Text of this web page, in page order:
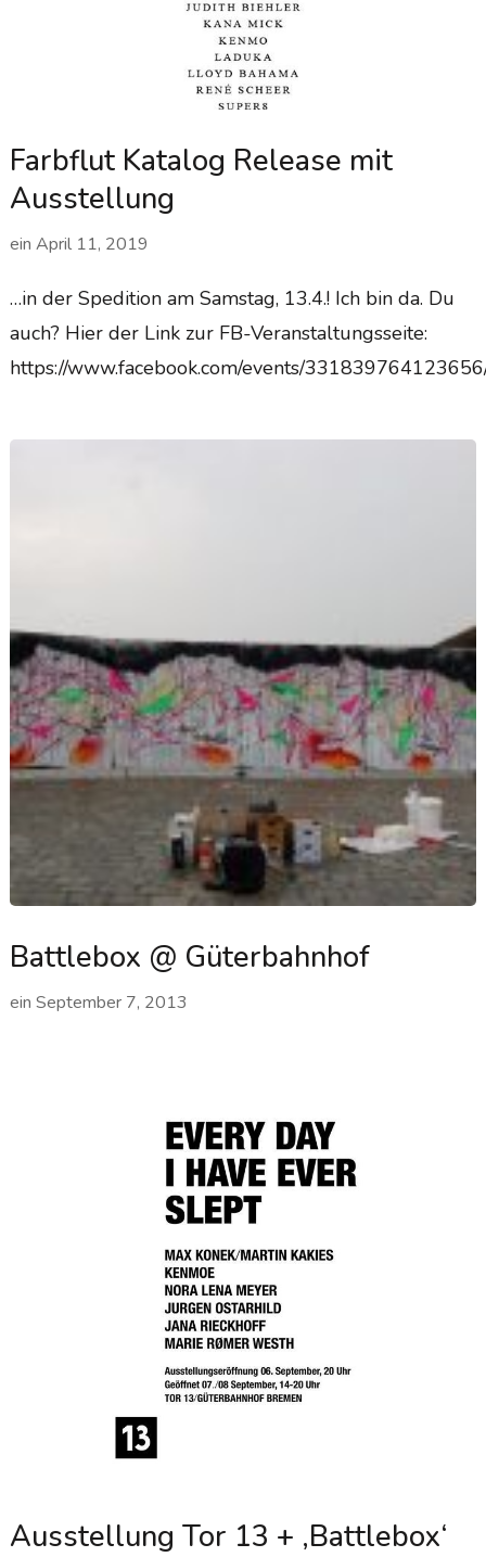
Farbflut Katalog Release mit
Ausstellung
ein April 11, 2019
…in der Spedition am Samstag, 13.4.! Ich bin da. Du
auch? Hier der Link zur FB-Veranstaltungsseite:
https://www.facebook.com/events/
Battlebox @ Güterbahnhof
ein September 7, 2013
Ausstellung Tor 13 + ‚Battlebox‘